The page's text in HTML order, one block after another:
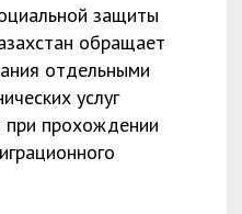
защиты
обращает
отдельными
услуг
прохождении